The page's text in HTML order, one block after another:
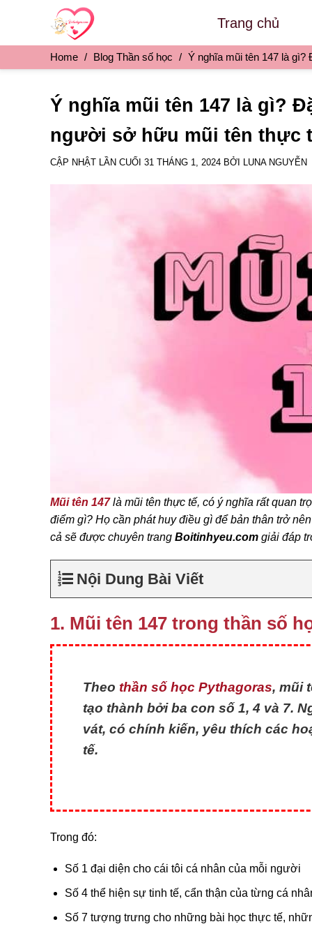
content
Trang chủ
Home / Blog Thần số học / Ý nghĩa mũi tên 147 là
Ý nghĩa mũi tên 147 là gì?
người sở hữu mũi tên thực
CẬP NHẬT LẦN CUỐI 31 THÁNG 1, 2024 BỞI LUNA NGUYỄN
Mũi tên 147là mũi tên thực tế, có ý nghĩa rất quan
điểm gì? Họ cần phát huy điều gì để bản thân trở
cả sẽ được chuyên trang Boitinhyeu.com giải đáp
Nội Dung Bài Viết
1. Mũi tên 147 trong thần số
Theothần số học Pythagoras, mũi
tạo thành bởi ba con số 1, 4 và 7.
vát, có chính kiến, yêu thích các
tế.
Trong đó:
Số 1 đại diện cho cái tôi cá nhân của mỗi người
Số 4 thể hiện sự tinh tế, cẩn thận của từng cá
Số 7 tượng trưng cho những bài học thực tế,